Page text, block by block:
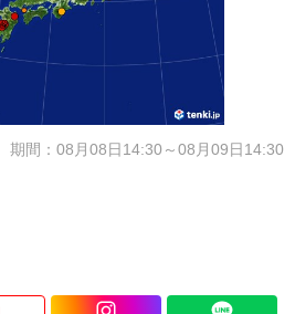
期間：08月08日14:30～08月09日14:30